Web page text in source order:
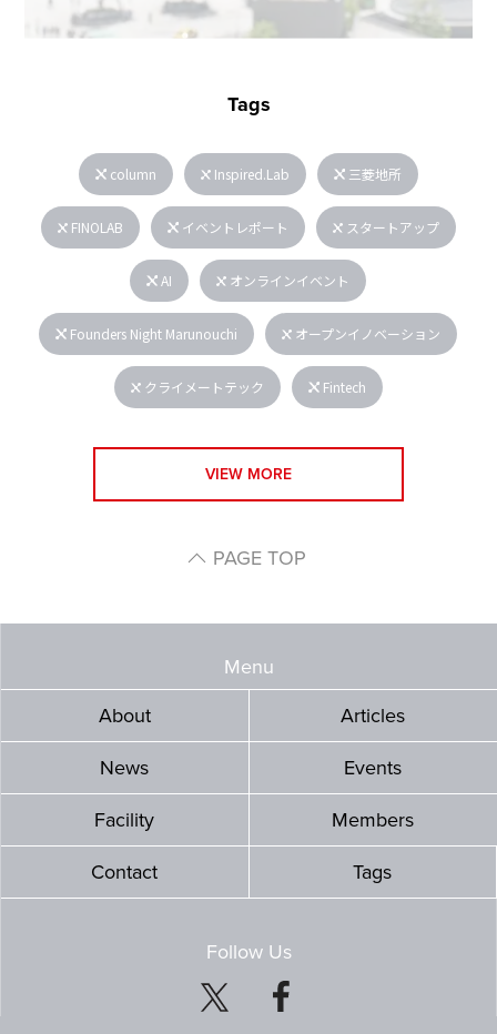
Tags
column Inspired.Lab 三菱地所
FINOLAB イベントレポート スタートアップ
AI オンラインイベント
Founders Night Marunouchi オープンイノベーション
クライメートテック Fintech
VIEW MORE
PAGE TOP
Menu
About
Articles
News Events
Facility Members
Contact Tags
Follow Us